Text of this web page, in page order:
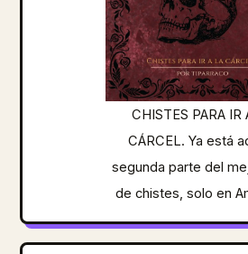
CHISTES PARA IR
CÁRCEL. Ya está
segunda parte del
de chistes, solo en